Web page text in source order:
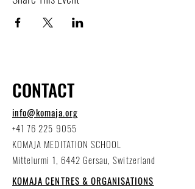
CONTACT
info@komaja.org
+41 76 225 9055
KOMAJA MEDITATION SCHOOL
Mittelurmi 1, 6442 Gersau, Switzerland
KOMAJA CENTRES & ORGANISATIONS